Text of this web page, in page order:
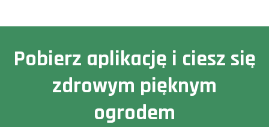
Pobierz aplikację i ciesz się
zdrowym pięknym
ogrodem